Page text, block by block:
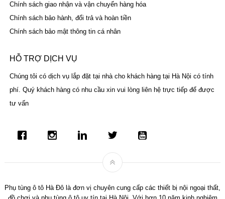
Chính sách giao nhận và vận chuyển hàng hóa
Chính sách bảo hành, đổi trả và hoàn tiền
Chính sách bảo mật thông tin cá nhân
HỖ TRỢ DỊCH VỤ
Chúng tôi có dịch vụ lắp đặt tại nhà cho khách hàng tại Hà Nội có tính
phí. Quý khách hàng có nhu cầu xin vui lòng liên hệ trực tiếp để được
tư vấn
Phụ tùng ô tô Hà Đô là đơn vị chuyên cung cấp các thiết bị nội ngoại thất,